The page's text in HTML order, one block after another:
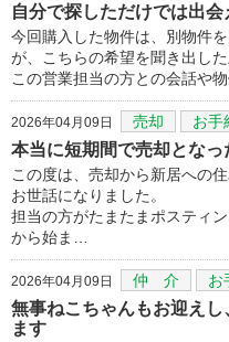
自分で探しただけでは出
今回購入した物件は、別物件
が、こちらの希望を聞き出し
この営業担当の方との会話や
2026年04月09日 売却 お手
本当に短期間で売却となっ
この度は、売却から新居への
お世話になりました。
担当の方がたまたまポスティ
から始ま…
2026年04月09日 仲 介 お
無事ねこちゃんもお迎え
ます